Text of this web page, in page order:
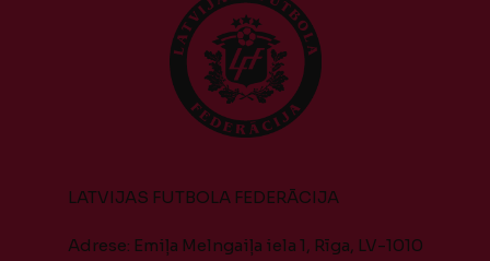
LATVIJAS FUTBOLA FEDERĀCIJA
Adrese: Emiļa Melngaiļa iela 1, Rīga, LV-1010